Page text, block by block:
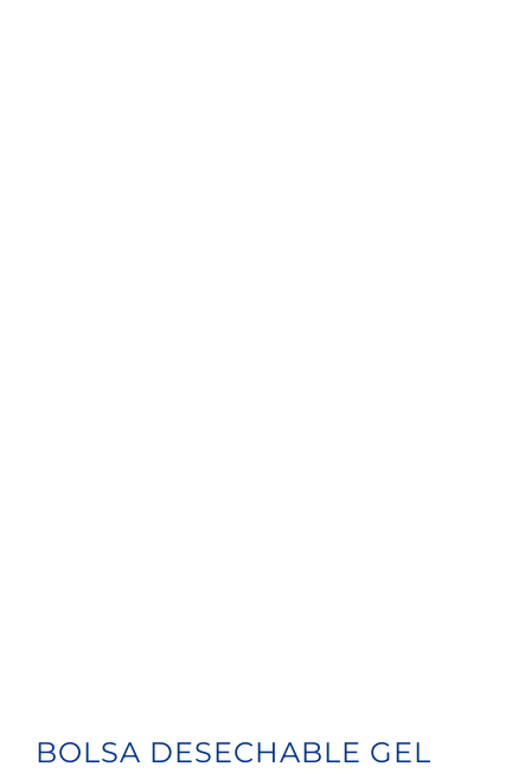
BOLSA DESECHABLE GEL